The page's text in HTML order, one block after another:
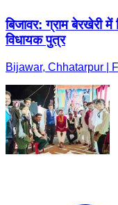
बिजावर: ग्राम बेरखेरी
विधायक पुत्र
Bijawar, Chhatarpur |